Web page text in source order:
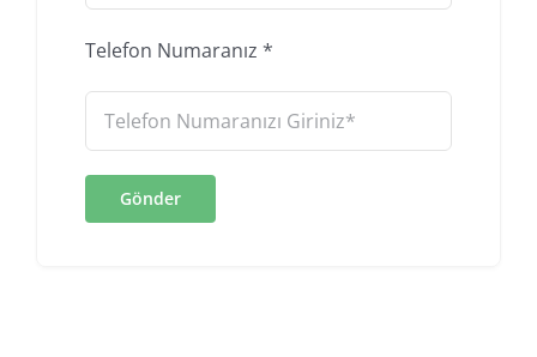
Telefon Numaranız *